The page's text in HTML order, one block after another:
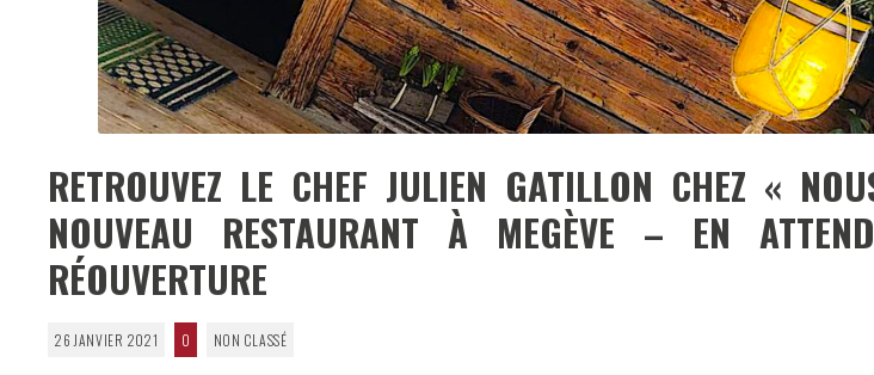
RETROUVEZ LE CHEF JULIEN GATILLON CHEZ «
NOUVEAU RESTAURANT À MEGÈVE – EN
RÉOUVERTURE
26 JANVIER 2021 0 NON CLASSÉ